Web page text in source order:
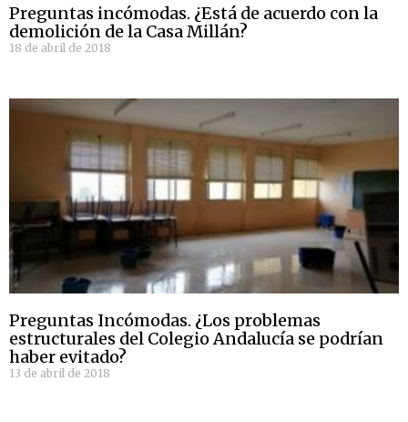
Preguntas incómodas. ¿Está de acuerdo con la
demolición de la Casa Millán?
18 de abril de 2018
Preguntas Incómodas. ¿Los problemas
estructurales del Colegio Andalucía se podrían
haber evitado?
13 de abril de 2018